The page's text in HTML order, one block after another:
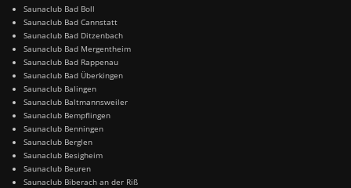
Saunaclub Bad Boll
Saunaclub Bad Cannstatt
Saunaclub Bad Ditzenbach
Saunaclub Bad Mergentheim
Saunaclub Bad Rappenau
Saunaclub Bad Überkingen
Saunaclub Balingen
Saunaclub Baltmannsweiler
Saunaclub Bempflingen
Saunaclub Benningen
Saunaclub Berglen
Saunaclub Besigheim
Saunaclub Beuren
Saunaclub Biberach an der Riß